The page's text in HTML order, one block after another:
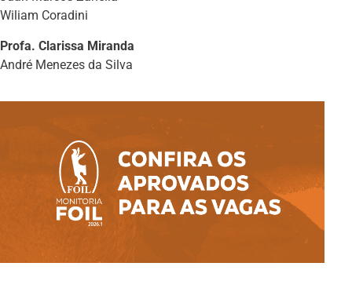
Wiliam Coradini
Profa. Clarissa Miranda
André Menezes da Silva